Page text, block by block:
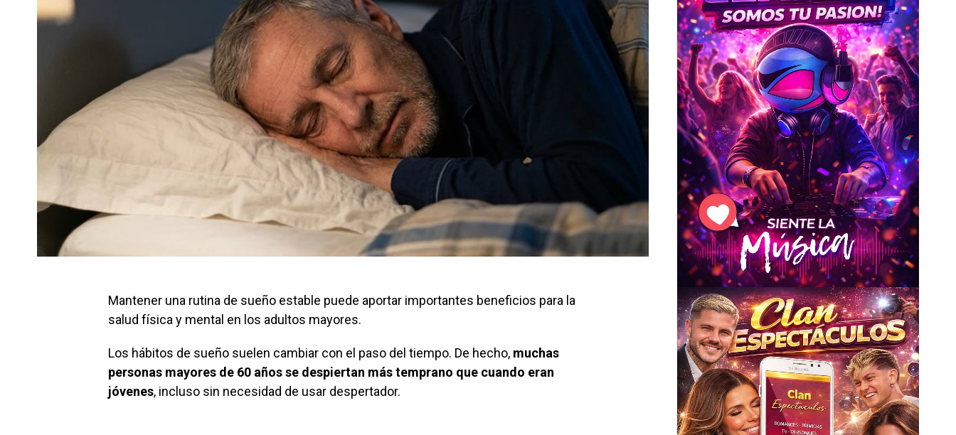
Mantener una rutina de sueño estable puede aportar importantes beneficios para la
salud física y mental en los adultos mayores.
Los hábitos de sueño suelen cambiar con el paso del tiempo. De hecho, muchas
personas mayores de 60 años se despiertan más temprano que cuando eran
jóvenes, incluso sin necesidad de usar despertador.